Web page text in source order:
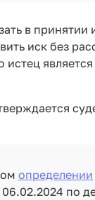
в принятии
иск без
истец является
определении
по